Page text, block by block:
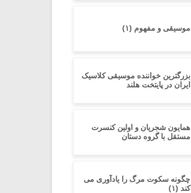
موسیقی و مفهوم (۱)
بزرگترین خواننده موسیقی کلاسیک
ایران در پایتخت هلند
همایون شجریان و اولین کنسرت
مستقل با گروه دستان
چگونه سکوت مرگ را یادآوری می
کند (۱)